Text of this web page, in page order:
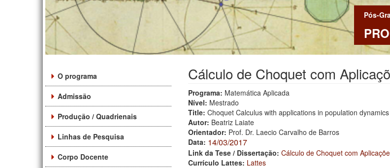
Pós-
O programa
Admissão
Produção / Quadrienais
Linhas de Pesquisa
Corpo Docente
Cálculo de Choquet com
Programa: Matemática Aplicada
Nível: Mestrado
Title: Choquet Calculus with applications in population dynamics
Autor: Beatriz Laiate
Orientador: Prof. Dr. Laecio Carvalho de Barros
Data: 14/03/2017
Link da Tese / Dissertação: Cálculo de Choquet com
Currículo Lattes: Lattes